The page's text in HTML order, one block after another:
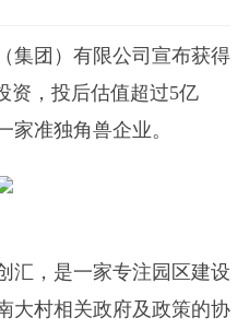
集团）有限公司宣布获得
资，投后估值超过5亿
家准独角兽企业。
汇，是一家专注园区建设
大村相关政府及政策的协